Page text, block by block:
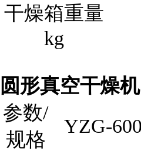
干燥箱重量
kg
圆形真空干燥机
参数/
规格
YZG-